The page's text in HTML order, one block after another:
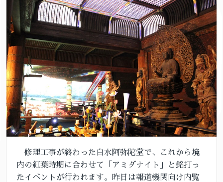
修理工事が終わった白水阿弥陀堂で、これから境
内の紅葉時期に合わせて「アミダナイト」と銘打っ
たイベントが行われます。昨日は報道機関向け内覧